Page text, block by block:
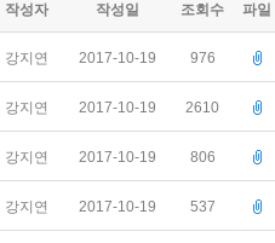
작성자 작성일 조회수 파일
강지연 2017-10-19 976
강지연 2017-10-19 2610
강지연 2017-10-19 806
강지연 2017-10-19 537